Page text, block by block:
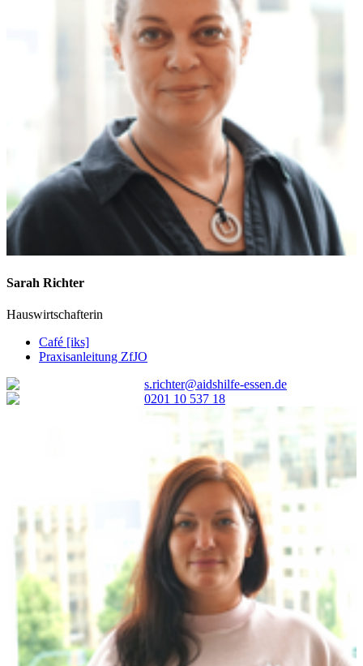
Sarah Richter
Hauswirtschafterin
Café [iks]
Praxisanleitung ZfJO
s.richter@aidshilfe-essen.de
0201 10 537 18